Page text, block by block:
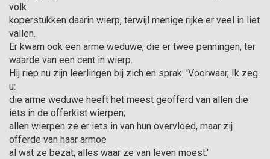
volk
koperstukken daarin wierp, terwijl menige rijke er veel in liet
vallen.
Er kwam ook een arme weduwe, die er twee pennin­gen, ter
waarde van een cent in wierp.
Hij riep nu zijn leerlingen bij zich en sprak: 'Voorwaar, Ik zeg
u:
die arme weduwe heeft het meest geofferd van allen die
iets in de offerkist wierpen;
allen wierpen ze er iets in van hun overvloed, maar zij
offerde van haar armoe
al wat ze bezat, alles waar ze van leven moest.'